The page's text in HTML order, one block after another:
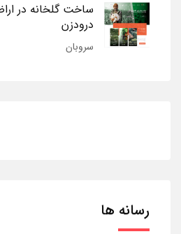
ساخت گلخانه در
درودزن
سروبان
رسانه ها